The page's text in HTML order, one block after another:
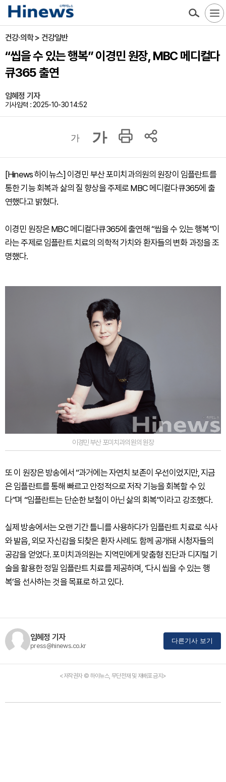
건강·의학 > 건강일반
“씹을 수 있는 행복” 이경민 원장, MBC 메디컬다
큐365 출연
임혜정 기자
기사입력 : 2025-10-30 14:52
가 가
[Hinews 하이뉴스] 이경민 부산 포미치과의원의 원장이 임플란트를
통한 기능 회복과 삶의 질 향상을 주제로 MBC 메디컬다큐365에 출
연했다고 밝혔다.
이경민 원장은 MBC 메디컬다큐365에 출연해 “씹을 수 있는 행복”이
라는 주제로 임플란트 치료의 의학적 가치와 환자들의 변화 과정을 조
명했다.
이경민 부산 포미치과의원의 원장
또 이 원장은 방송에서 “과거에는 자연치 보존이 우선이었지만, 지금
은 임플란트를 통해 빠르고 안정적으로 저작 기능을 회복할 수 있
다”며 “임플란트는 단순한 보철이 아닌 삶의 회복”이라고 강조했다.
실제 방송에서는 오랜 기간 틀니를 사용하다가 임플란트 치료로 식사
와 발음, 외모 자신감을 되찾은 환자 사례도 함께 공개돼 시청자들의
공감을 얻었다. 포미치과의원는 지역민에게 맞춤형 진단과 디지털 기
술을 활용한 정밀 임플란트 치료를 제공하며, ‘다시 씹을 수 있는 행
복’을 선사하는 것을 목표로 하고 있다.
임혜정 기자
press@hinews.co.kr
다른기사 보기
<저작권자 © 하이뉴스, 무단전재 및 재배포 금지>